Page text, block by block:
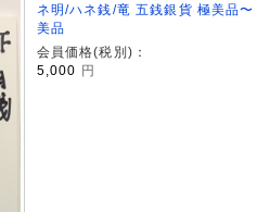
ネ明/ハネ銭/竜 五銭銀貨 極美品〜
美品
会員価格(税別)：
5,000 円